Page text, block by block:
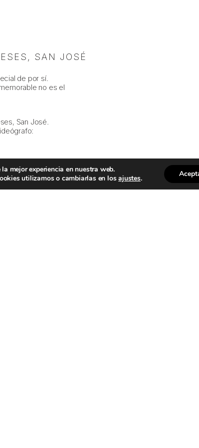
SAN JOSÉ
de por sí.
no es el
San José.
Cabo de Gata de
es siempre
mejor experiencia en nuestra web.
utilizamos o cambiarlas en losajustes.